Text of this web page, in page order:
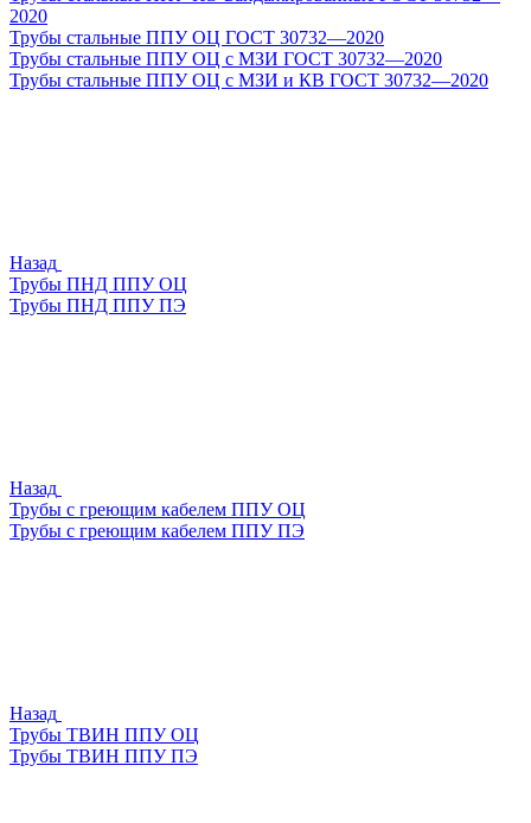
2020
Трубы стальные ППУ ОЦ ГОСТ 30732—2020
Трубы стальные ППУ ОЦ с МЗИ ГОСТ 30732—2020
Трубы стальные ППУ ОЦ с МЗИ и КВ ГОСТ 30732—2020
Назад
Трубы ПНД ППУ ОЦ
Трубы ПНД ППУ ПЭ
Назад
Трубы с греющим кабелем ППУ ОЦ
Трубы с греющим кабелем ППУ ПЭ
Назад
Трубы ТВИН ППУ ОЦ
Трубы ТВИН ППУ ПЭ